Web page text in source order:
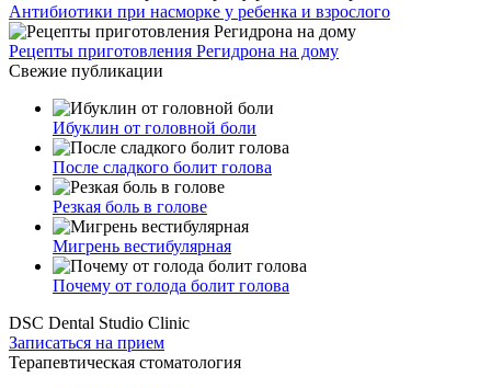
Антибиотики при насморке у ребенка и взрослого
Рецепты приготовления Регидрона на дому
Свежие публикации
Ибуклин от головной боли
После сладкого болит голова
Резкая боль в голове
Мигрень вестибулярная
Почему от голода болит голова
DSC Dental Studio Clinic
Записаться на прием
Терапевтическая стоматология